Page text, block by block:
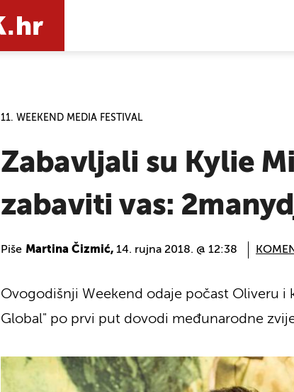
11. WEEKEND MEDIA FESTIVAL
Zabavljali su Kylie
zabaviti vas:
Piše Martina Čizmić, 14. rujna 2018. @ 12:38
Ovogodišnji Weekend odaje počast Oliveru i
Global" po prvi put dovodi međunarodne